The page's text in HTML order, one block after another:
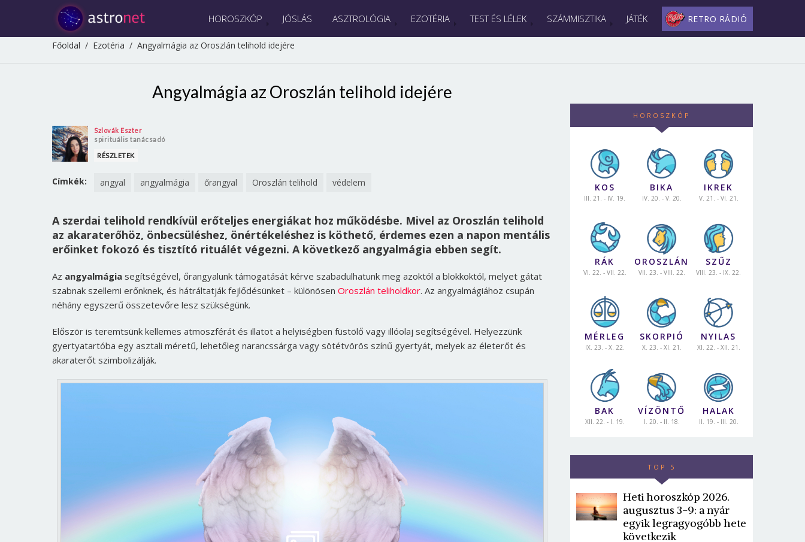
HOROSZKÓP JÓSLÁS ASZTROLÓGIA EZOTÉRIA TEST ÉS LÉLEK SZÁMMISZTIKA JÁTÉK RETRO RÁDIÓ
Főoldal / Ezotéria / Angyalmágia az Oroszlán telihold idejére
Angyalmágia az Oroszlán telihold idejére
Szlovák Eszter
spirituális tanácsadó
RÉSZLETEK
Címkék: angyal angyalmágia őrangyal Oroszlán telihold védelem
A szerdai telihold rendkívül erőteljes energiákat hoz működésbe. Mivel az Oroszlán telihold
az akaraterőhöz, önbecsüléshez, önértékeléshez is köthető, érdemes ezen a napon mentális
erőinket fokozó és tisztító rituálét végezni. A következő angyalmágia ebben segít.
Az angyalmágia segítségével, őrangyalunk támogatását kérve szabadulhatunk meg azoktól a blokkoktól, melyet gátat
szabnak szellemi erőnknek, és hátráltatják fejlődésünket – különösen Oroszlán teliholdkor. Az angyalmágiához csupán
néhány egyszerű összetevőre lesz szükségünk.
Először is teremtsünk kellemes atmoszférát és illatot a helyiségben füstölő vagy illóolaj segítségével. Helyezzünk
gyertyatartóba egy asztali méretű, lehetőleg narancssárga vagy sötétvörös színű gyertyát, melyek az életerőt és
akaraterőt szimbolizálják.
HOROSZKÓP
KOS
III. 21. - IV. 19.
BIKA
IV. 20. - V. 20.
IKREK
V. 21. - VI. 21.
RÁK
VI. 22. - VII. 22.
OROSZLÁN
VII. 23. - VIII. 22.
SZŰZ
VIII. 23. - IX. 22.
MÉRLEG
IX. 23. - X. 22.
SKORPIÓ
X. 23. - XI. 21.
NYILAS
XI. 22. - XII. 21.
BAK
XII. 22. - I. 19.
VÍZÖNTŐ
I. 20. - II. 18.
HALAK
II. 19. - III. 20.
TOP 5
Heti horoszkóp 2026.
augusztus 3-9: a nyár
egyik legragyogóbb hete
következik